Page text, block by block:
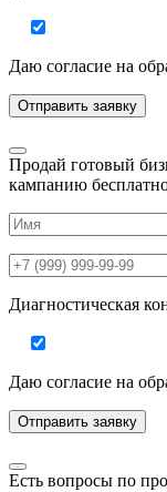
Даю согласие на
Продай готовый
кампанию
Диагностическая
Даю согласие на
Есть вопросы по